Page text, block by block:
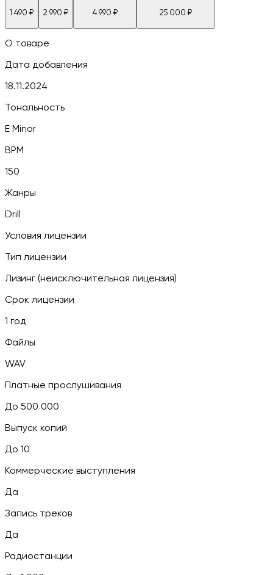
1 490 ₽ 2 990 ₽ 4 990 ₽ 25 000 ₽
О товаре
Дата добавления
18.11.2024
Тональность
E Minor
BPM
150
Жанры
Drill
Условия лицензии
Тип лицензии
Лизинг (неисключительная лицензия)
Срок лицензии
1 год
Файлы
WAV
Платные прослушивания
До 500 000
Выпуск копий
До 10
Коммерческие выступления
Да
Запись треков
Да
Радиостанции